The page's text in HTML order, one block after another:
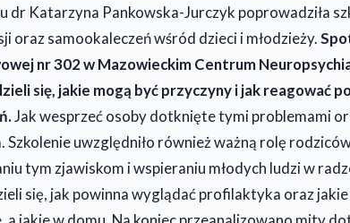
dr Katarzyna Pankowska-Jurczyk poprowadziła
oraz samookaleczeń wśród dzieci i młodzieży.
nr 302 w Mazowieckim Centrum
się, jakie mogą być przyczyny i jak reagować
Jak wesprzeć osoby dotknięte tymi problemami
Szkolenie uwzględniło również ważną rolę
tym zjawiskom i wspieraniu młodych ludzi w
się, jak powinna wyglądać profilaktyka oraz jakie